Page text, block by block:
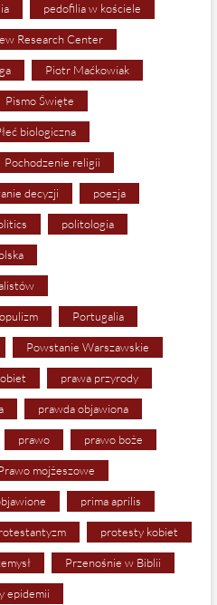
pedofilia w kościele
Research Center
Piotr Maćkowiak
Pismo Święte
biologiczna
Pochodzenie religii
decyzji poezja
politologia
Portugalia
Powstanie Warszawskie
prawa przyrody
prawda objawiona
prawo prawo boże
mojżeszowe
prima aprilis
protesty kobiet
Przenośnie w Biblii
epidemii